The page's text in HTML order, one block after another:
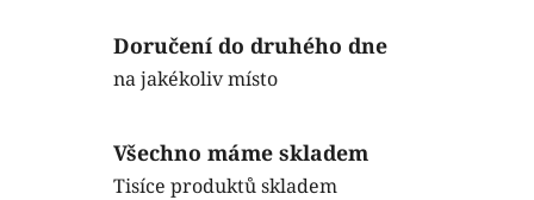
Doručení do druhého dne
na jakékoliv místo
Všechno máme skladem
Tisíce produktů skladem